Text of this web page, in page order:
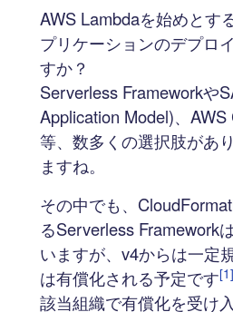
AWS Lambdaを始めとす
プリケーションのデプロ
すか？
Serverless Frameworkや
Application Model)、AWS
等、数多くの選択肢があ
ますね。
その中でも、
るServerless Framework
いますが、v4からは一定
は有償化される予定です[1]
該当組織で有償化を受け